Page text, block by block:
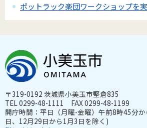
ポットラック楽団ワークショップを
〒319-0192 茨城県小美玉市堅倉835
TEL 0299-48-1111 FAX 0299-48-1199
開庁時間：平日（月曜-金曜）午前8時45分
日、12月29日から1月3日を除く)